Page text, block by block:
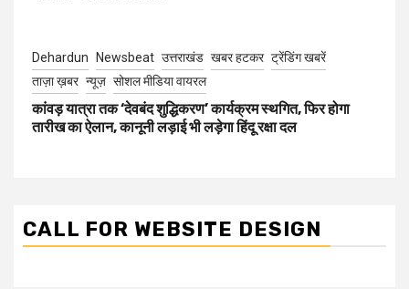
Dehardun Newsbeat उत्तराखंड खबर हटकर ट्रेंडिंग खबरें
ताज़ा ख़बर न्यूज़ सोशल मीडिया वायरल
कांवड़ यात्रा तक ‘देवबंद शुद्धिकरण’ कार्यक्रम स्थगित, फिर होगा
तारीख का ऐलान, कानूनी लड़ाई भी लड़ेगा हिंदू रक्षा दल
CALL FOR WEBSITE DESIGN